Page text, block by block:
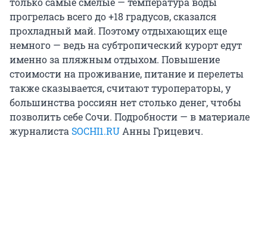
прогрелась всего до +18 градусов, сказался
прохладный май. Поэтому отдыхающих еще
немного — ведь на субтропический курорт едут
именно за пляжным отдыхом. Повышение
стоимости на проживание, питание и перелеты
также сказывается, считают туроператоры, у
большинства россиян нет столько денег, чтобы
позволить себе Сочи. Подробности — в материале
журналиста SOCHI1.RU Анны Грицевич.